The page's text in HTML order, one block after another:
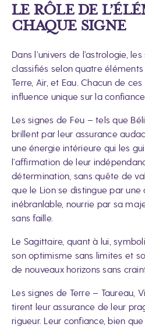
LE RÔLE DE
CHAQUE SIGNE
Dans l’univers de l’astrologie,
classifiés selon quatre éléments
Terre, Air, et Eau. Chacun de
influence unique sur la confiance
Les signes de Feu – tels que
brillent par leur assurance
une énergie intérieure qui les
l’affirmation de leur
détermination, sans quête de
que le Lion se distingue par
inébranlable, nourrie par sa
sans faille.
Le Sagittaire, quant à lui,
son optimisme sans limites et
de nouveaux horizons sans
Les signes de Terre – Taureau,
tirent leur assurance de leur
rigueur. Leur confiance, bien